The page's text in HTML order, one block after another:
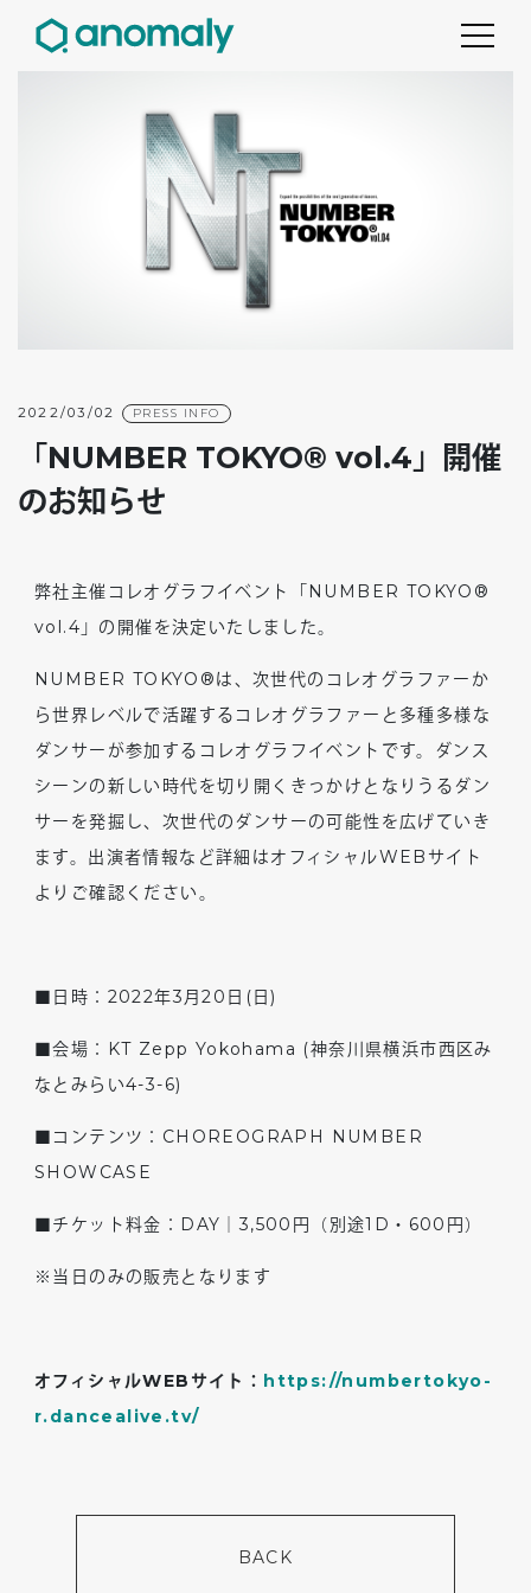
2022/03/02 PRESS INFO
「NUMBER TOKYO® vol.4」開催
のお知らせ
弊社主催コレオグラフイベント「NUMBER TOKYO®
vol.4」の開催を決定いたしました。
NUMBER TOKYO®は、次世代のコレオグラファーか
ら世界レベルで活躍するコレオグラファーと多種多様な
ダンサーが参加するコレオグラフイベントです。ダンス
シーンの新しい時代を切り開くきっかけとなりうるダン
サーを発掘し、次世代のダンサーの可能性を広げていき
ます。出演者情報など詳細はオフィシャルWEBサイト
よりご確認ください。
■日時：2022年3月20日(日)
■会場：KT Zepp Yokohama (神奈川県横浜市西区み
なとみらい4-3-6)
■コンテンツ：CHOREOGRAPH NUMBER
SHOWCASE
■チケット料金：DAY｜3,500円（別途1D・600円）
※当日のみの販売となります
オフィシャルWEB サイト： https://numbertokyo-
r.dancealive.tv/
BACK